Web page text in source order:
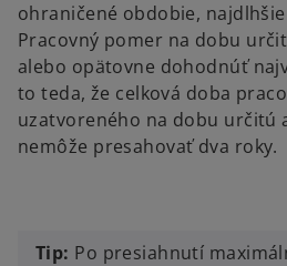
ohraničené obdobie,
Pracovný pomer na dobu
alebo opätovne dohodnúť
to teda, že celková doba
uzatvoreného na dobu určitú
nemôže presahovať dva roky.
Tip: Po presiahnutí